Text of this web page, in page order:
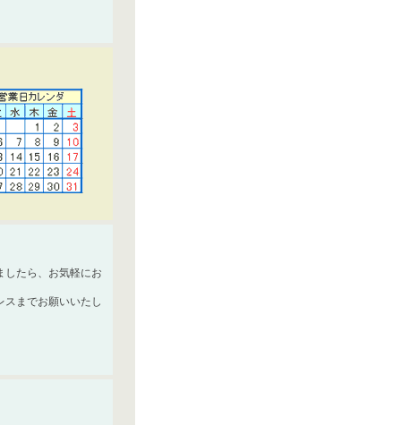
したら、お気軽にお
スまでお願いいたし